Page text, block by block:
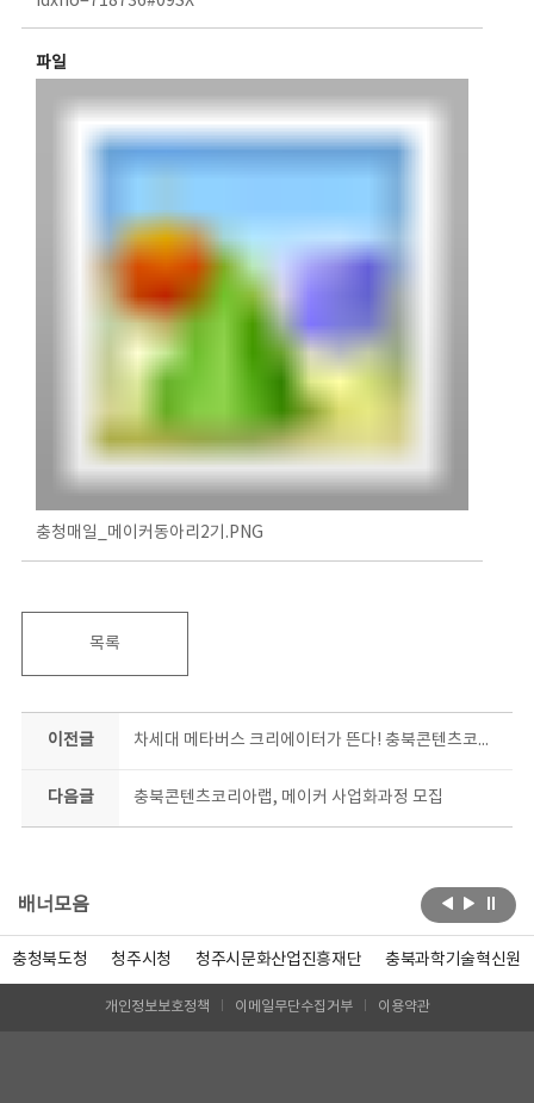
파일
충청매일_메이커동아리2기.PNG
목록
이전글 차세대 메타버스 크리에이터가 뜬다! 충북콘텐츠코리아랩 메타버스 크리에이터 대모집
다음글 충북콘텐츠코리아랩, 메이커 사업화과정 모집
배너모음
충청북도청 청주시청 청주시문화산업진흥재단 충북과학기술혁신원
개인정보보호정책 이메일무단수집거부 이용약관